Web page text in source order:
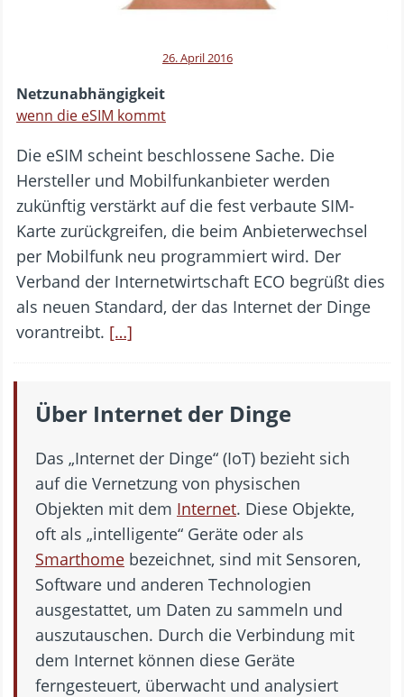
26. April 2016
Netzunabhängigkeit
wenn die eSIM kommt
Die eSIM scheint beschlossene Sache. Die
Hersteller und Mobilfunkanbieter werden
zukünftig verstärkt auf die fest verbaute SIM-
Karte zurückgreifen, die beim Anbieterwechsel
per Mobilfunk neu programmiert wird. Der
Verband der Internetwirtschaft ECO begrüßt dies
als neuen Standard, der das Internet der Dinge
vorantreibt. […]
Über Internet der Dinge
Das „Internet der Dinge“ (IoT) bezieht sich
auf die Vernetzung von physischen
Objekten mit dem Internet. Diese Objekte,
oft als „intelligente“ Geräte oder als
Smarthome bezeichnet, sind mit Sensoren,
Software und anderen Technologien
ausgestattet, um Daten zu sammeln und
auszutauschen. Durch die Verbindung mit
dem Internet können diese Geräte
ferngesteuert, überwacht und analysiert